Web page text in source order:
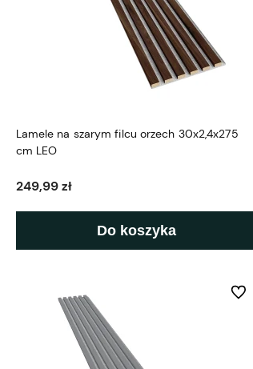
Lamele na szarym filcu orzech 30x2,4x275
cm LEO
249,99 zł
Do koszyka
Do